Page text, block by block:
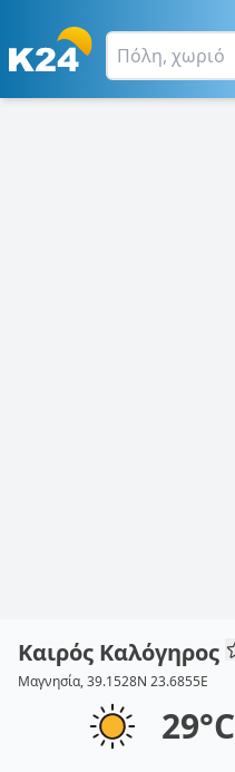
Καιρός Καλόγηρος
Μαγνησία, 39.1528N 23.6855E
29°C